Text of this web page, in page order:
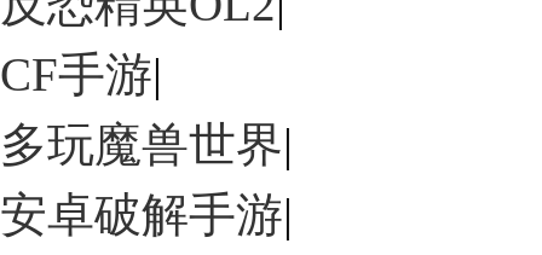
CF手游|
多玩魔兽世界|
安卓破解手游|